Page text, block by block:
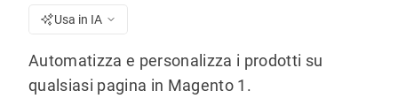
Usa in IA
Automatizza e personalizza i prodotti su
qualsiasi pagina in Magento 1.